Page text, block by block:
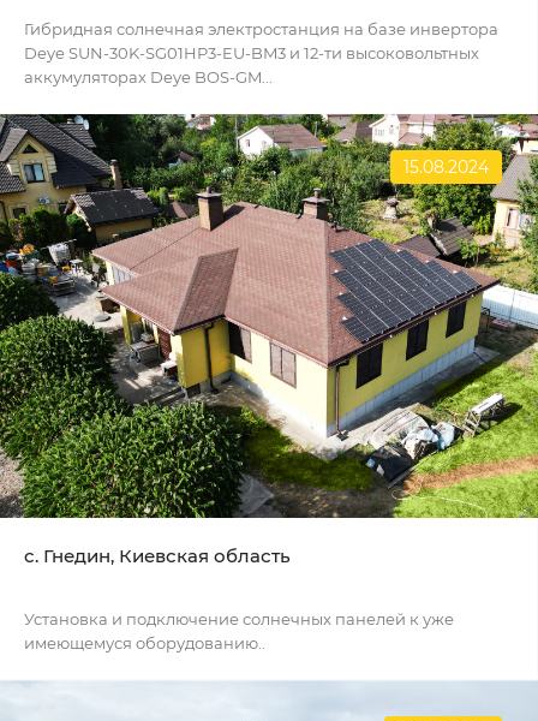
Гибридная солнечная электростанция на базе инвертора
Deye SUN-30K-SG01HP3-EU-BM3 и 12-ти высоковольтных
аккумуляторах Deye BOS-GM...
15.08.2024
c. Гнедин, Киевская область
Установка и подключение солнечных панелей к уже
имеющемуся оборудованию..